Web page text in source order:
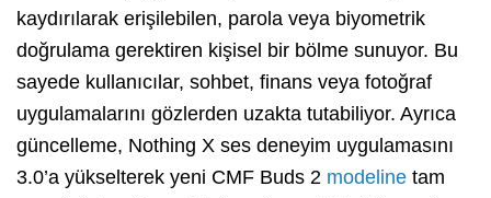
kaydırılarak erişilebilen, parola veya biyometrik
doğrulama gerektiren kişisel bir bölme sunuyor. Bu
sayede kullanıcılar, sohbet, finans veya fotoğraf
uygulamalarını gözlerden uzakta tutabiliyor. Ayrıca
güncelleme, Nothing X ses deneyim uygulamasını
3.0’a yükselterek yeni CMF Buds 2 modeline tam